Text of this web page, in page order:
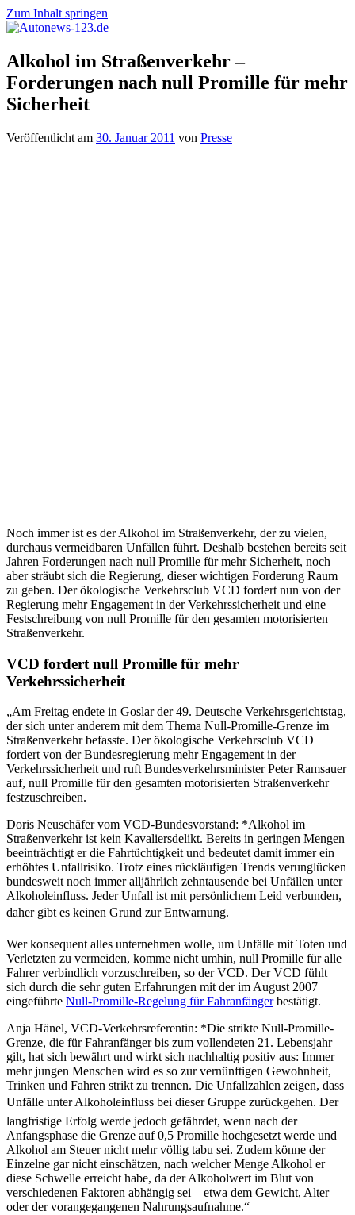
Zum Inhalt springen
Autonews-
123.de
Autonews
mit
Charme
Alkohol im Straßenverkehr –
Forderungen nach null Promille für mehr
Sicherheit
Veröffentlicht am 30. Januar 2011 von Presse
Noch immer ist es der Alkohol im Straßenverkehr, der zu vielen,
durchaus vermeidbaren Unfällen führt. Deshalb bestehen bereits seit
Jahren Forderungen nach null Promille für mehr Sicherheit, noch
aber sträubt sich die Regierung, dieser wichtigen Forderung Raum
zu geben. Der ökologische Verkehrsclub VCD fordert nun von der
Regierung mehr Engagement in der Verkehrssicherheit und eine
Festschreibung von null Promille für den gesamten motorisierten
Straßenverkehr.
VCD fordert null Promille für mehr
Verkehrssicherheit
„Am Freitag endete in Goslar der 49. Deutsche Verkehrsgerichtstag,
der sich unter anderem mit dem Thema Null-Promille-Grenze im
Straßenverkehr befasste. Der ökologische Verkehrsclub VCD
fordert von der Bundesregierung mehr Engagement in der
Verkehrssicherheit und ruft Bundesverkehrsminister Peter Ramsauer
auf, null Promille für den gesamten motorisierten Straßenverkehr
festzuschreiben.
Doris Neuschäfer vom VCD-Bundesvorstand: *Alkohol im
Straßenverkehr ist kein Kavaliersdelikt. Bereits in geringen Mengen
beeinträchtigt er die Fahrtüchtigkeit und bedeutet damit immer ein
erhöhtes Unfallrisiko. Trotz eines rückläufigen Trends verunglücken
bundesweit noch immer alljährlich zehntausende bei Unfällen unter
Alkoholeinfluss. Jeder Unfall ist mit persönlichem Leid verbunden,
daher gibt es keinen Grund zur Entwarnung.
Wer konsequent alles unternehmen wolle, um Unfälle mit Toten und
Verletzten zu vermeiden, komme nicht umhin, null Promille für alle
Fahrer verbindlich vorzuschreiben, so der VCD. Der VCD fühlt
sich durch die sehr guten Erfahrungen mit der im August 2007
eingeführte Null-Promille-Regelung für Fahranfängerbestätigt.
Anja Hänel, VCD-Verkehrsreferentin: *Die strikte Null-Promille-
Grenze, die für Fahranfänger bis zum vollendeten 21. Lebensjahr
gilt, hat sich bewährt und wirkt sich nachhaltig positiv aus: Immer
mehr jungen Menschen wird es so zur vernünftigen Gewohnheit,
Trinken und Fahren strikt zu trennen. Die Unfallzahlen zeigen, dass
Unfälle unter Alkoholeinfluss bei dieser Gruppe zurückgehen. Der
langfristige Erfolg werde jedoch gefährdet, wenn nach der
Anfangsphase die Grenze auf 0,5 Promille hochgesetzt werde und
Alkohol am Steuer nicht mehr völlig tabu sei. Zudem könne der
Einzelne gar nicht einschätzen, nach welcher Menge Alkohol er
diese Schwelle erreicht habe, da der Alkoholwert im Blut von
verschiedenen Faktoren abhängig sei – etwa dem Gewicht, Alter
oder der vorangegangenen Nahrungsaufnahme.“